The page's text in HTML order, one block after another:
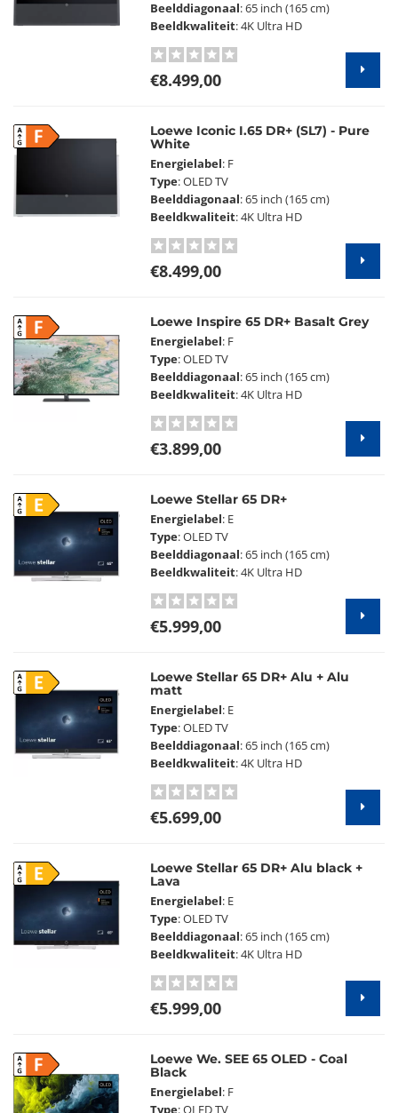
Beelddiagonaal: 65 inch (165 cm)
Beeldkwaliteit: 4K Ultra HD
€8.499,00
Loewe Iconic I.65 DR+ (SL7) - Pure
White
Energielabel: F
Type: OLED TV
Beelddiagonaal: 65 inch (165 cm)
Beeldkwaliteit: 4K Ultra HD
€8.499,00
Loewe Inspire 65 DR+ Basalt Grey
Energielabel: F
Type: OLED TV
Beelddiagonaal: 65 inch (165 cm)
Beeldkwaliteit: 4K Ultra HD
€3.899,00
Loewe Stellar 65 DR+
Energielabel: E
Type: OLED TV
Beelddiagonaal: 65 inch (165 cm)
Beeldkwaliteit: 4K Ultra HD
€5.999,00
Loewe Stellar 65 DR+ Alu + Alu
matt
Energielabel: E
Type: OLED TV
Beelddiagonaal: 65 inch (165 cm)
Beeldkwaliteit: 4K Ultra HD
€5.699,00
Loewe Stellar 65 DR+ Alu black +
Lava
Energielabel: E
Type: OLED TV
Beelddiagonaal: 65 inch (165 cm)
Beeldkwaliteit: 4K Ultra HD
€5.999,00
Loewe We. SEE 65 OLED - Coal
Black
Energielabel: F
Type: OLED TV